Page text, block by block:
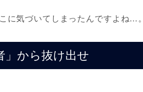
に気づいてしまったんですよね…。
」から抜け出せ